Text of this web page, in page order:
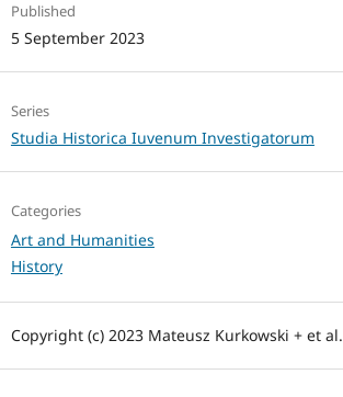
Published
5 September 2023
Series
Studia Historica Iuvenum Investigatorum
Categories
Art and Humanities
History
Copyright (c) 2023 Mateusz Kurkowski + et al.